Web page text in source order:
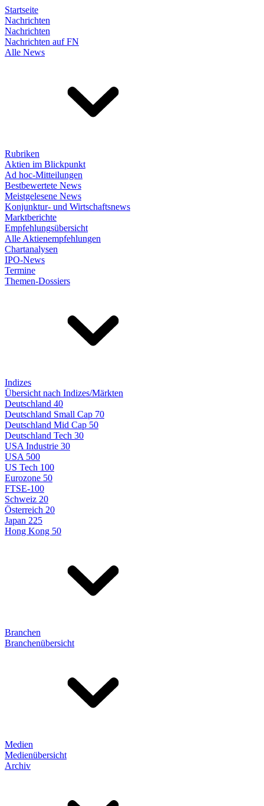
Startseite
Nachrichten
Nachrichten
Nachrichten auf FN
Alle News
Rubriken
Aktien im Blickpunkt
Ad hoc-Mitteilungen
Bestbewertete News
Meistgelesene News
Konjunktur- und Wirtschaftsnews
Marktberichte
Empfehlungsübersicht
Alle Aktienempfehlungen
Chartanalysen
IPO-News
Termine
Themen-Dossiers
Indizes
Übersicht nach Indizes/Märkten
Deutschland 40
Deutschland Small Cap 70
Deutschland Mid Cap 50
Deutschland Tech 30
USA Industrie 30
USA 500
US Tech 100
Eurozone 50
FTSE-100
Schweiz 20
Österreich 20
Japan 225
Hong Kong 50
Branchen
Branchenübersicht
Medien
Medienübersicht
Archiv